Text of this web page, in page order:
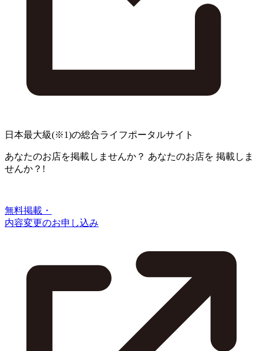
日本最大級(※1)の総合ライフポータルサイト
あなたのお店を掲載しませんか？ あなたのお店を 掲載しま
せんか？!
無料掲載・
内容変更のお申し込み